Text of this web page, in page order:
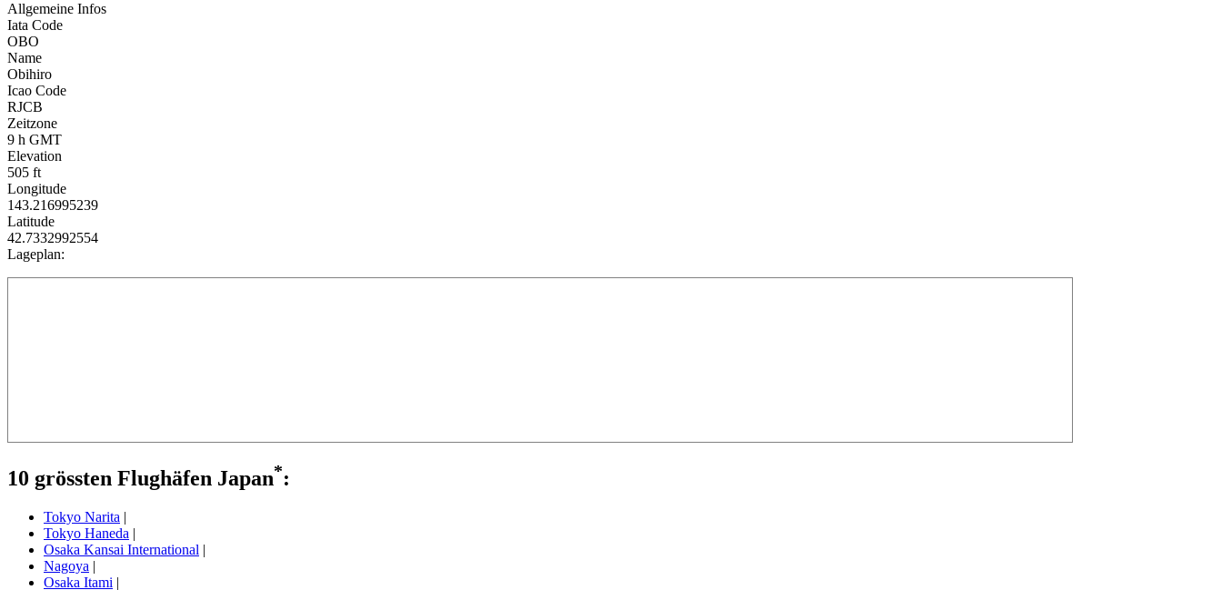
Allgemeine Infos
Iata Code
OBO
Name
Obihiro
Icao Code
RJCB
Zeitzone
9 h GMT
Elevation
505 ft
Longitude
143.216995239
Latitude
42.7332992554
Lageplan:
10 grössten Flughäfen Japan*:
Tokyo Narita |
Tokyo Haneda |
Osaka Kansai International |
Nagoya |
Osaka Itami |